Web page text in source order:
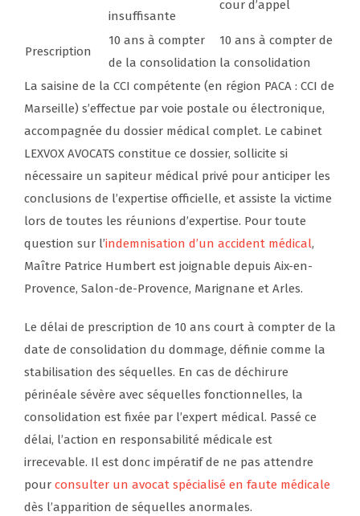
insuffisante
cour d’appel
Prescription
10 ans à compter
de la consolidation
10 ans à compter de
la consolidation
La saisine de la CCI compétente (en région PACA : CCI de
Marseille) s’effectue par voie postale ou électronique,
accompagnée du dossier médical complet. Le cabinet
LEXVOX AVOCATS constitue ce dossier, sollicite si
nécessaire un sapiteur médical privé pour anticiper les
conclusions de l’expertise officielle, et assiste la victime
lors de toutes les réunions d’expertise. Pour toute
question sur l’indemnisation d’un accident médical,
Maître Patrice Humbert est joignable depuis Aix-en-
Provence, Salon-de-Provence, Marignane et Arles.
Le délai de prescription de 10 ans court à compter de la
date de consolidation du dommage, définie comme la
stabilisation des séquelles. En cas de déchirure
périnéale sévère avec séquelles fonctionnelles, la
consolidation est fixée par l’expert médical. Passé ce
délai, l’action en responsabilité médicale est
irrecevable. Il est donc impératif de ne pas attendre
pour consulter un avocat spécialisé en faute médicale
dès l’apparition de séquelles anormales.